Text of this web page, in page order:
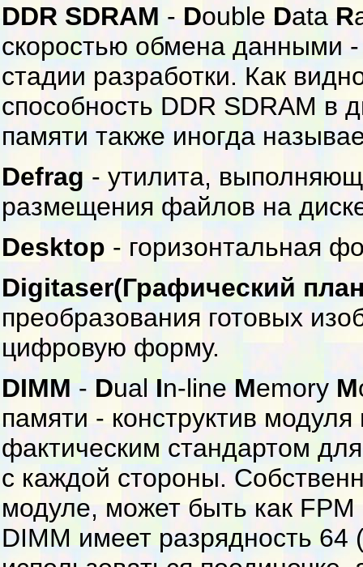
DDR SDRAM - Double Data R
скоростью обмена данными
стадии разработки. Как
способность DDR SDRAM в
памяти также иногда
Defrag - утилита,
размещения файлов на
Desktop - горизонтальная
Digitaser(Графический
преобразования готовых
цифровую форму.
DIMM- DualIn-lineMemory M
памяти - конструктив
фактическим стандартом
с каждой стороны.
модуле, может быть как
DIMM имеет разрядность